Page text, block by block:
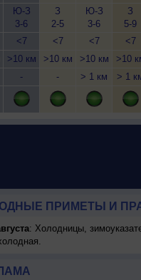
Ю-З
3-6
<7
>10 км
-
З
2-5
<7
>10 км
-
Ю-З
3-6
<7
>10 км
> 1 км
З
5-9
<7
>10
> 1
ПРИМЕТЫ И
: Холодницы,